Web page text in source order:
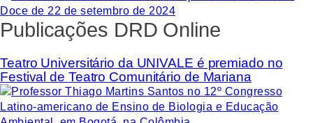
Publicações DRD Online
Teatro Universitário da UNIVALE é premiado no
Festival de Teatro Comunitário de Mariana